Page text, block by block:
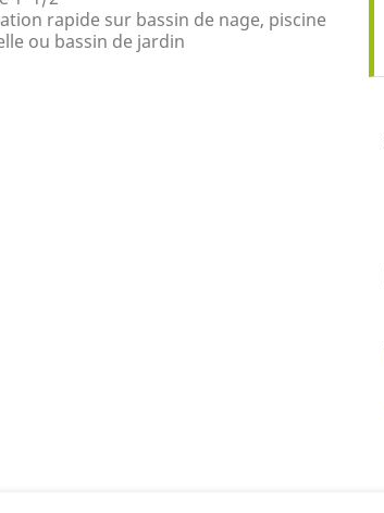
rapide sur bassin de nage, piscine
ou bassin de jardin